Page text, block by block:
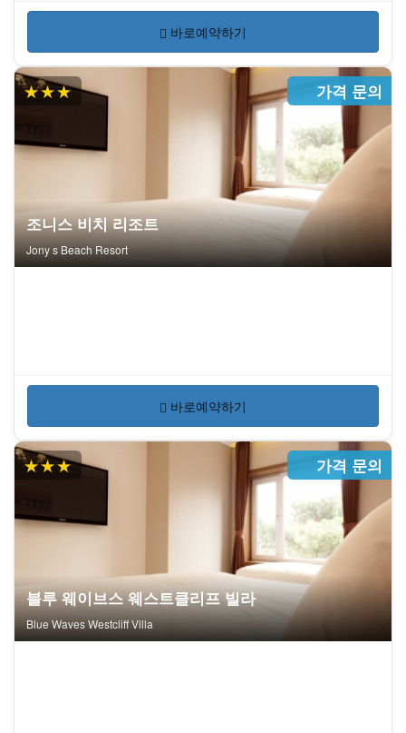
바로예약하기
★★★ 가격 문의
조니스 비치 리조트
Jony s Beach Resort
바로예약하기
★★★ 가격 문의
블루 웨이브스 웨스트클리프 빌라
Blue Waves Westcliff Villa